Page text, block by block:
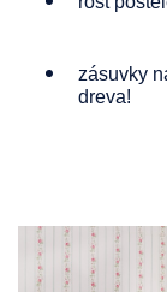
zásuvky
dreva!